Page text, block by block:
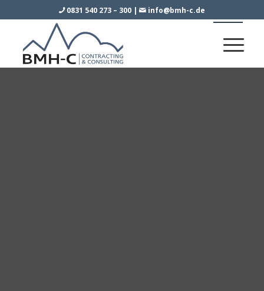
0831 540 273 – 300| info@bmh-c.de